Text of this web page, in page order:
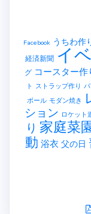
Facebook うちわ作
経済新聞 イ
グ コースター作
ト ストラップ作り
ボール モダン焼き
ション ロケット
り 家庭菜
動 浴衣 父の日